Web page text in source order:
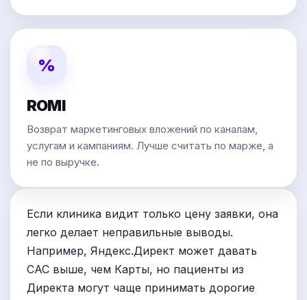
%
ROMI
Возврат маркетинговых вложений по каналам,
услугам и кампаниям. Лучше считать по марже, а
не по выручке.
Если клиника видит только цену заявки, она
легко делает неправильные выводы.
Например, Яндекс.Директ может давать
CAC выше, чем Карты, но пациенты из
Директа могут чаще принимать дорогие